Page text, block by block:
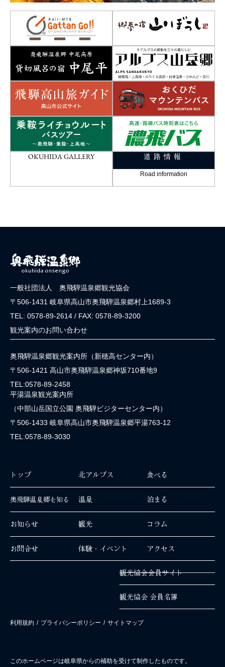
OKUHIDA GALLERY 道路情報
Road information
一般社団法人 奥飛騨温泉郷観光協会
〒506-1431 岐阜県高山市奥飛騨温泉郷村上1689-3
TEL: 0578-89-2614 / FAX: 0578-89-3200
観光案内のお問い合わせ
奥飛騨温泉郷観光案内所（新穂高センター内）
〒506-1421 高山市奥飛騨温泉郷神坂710番地9
TEL:0578-89-2458
平湯温泉観光案内所
（中部山岳国立公園 奥飛騨ビジターセンター内）
〒506-1433 岐阜県高山市奥飛騨温泉郷平湯763-12
TEL:0578-89-3030
トップ
奥飛騨温泉郷を知る
お知らせ
お問合せ
北アルプス
温泉
観光
体験・イベント
食べる
泊まる
コラム
アクセス
観光協会会員サイト
観光協会 会員名簿
利用規約 / プライバシーポリシー / サイトマップ
このホームページは岐阜県からの補助を受けて制作したものです。